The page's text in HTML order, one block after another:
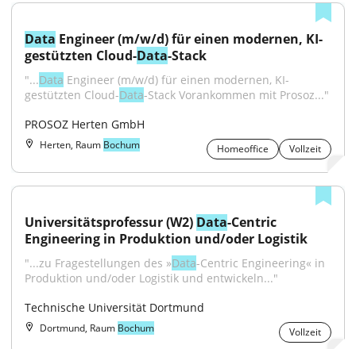
Data Engineer (m/w/d) für einen modernen, KI-
gestützten Cloud-Data-Stack
"...Data Engineer (m/w/d) für einen modernen, KI-
gestützten Cloud-Data-Stack Vorankommen mit Prosoz..."
PROSOZ Herten GmbH
Herten, Raum Bochum Homeoffice Vollzeit
Universitätsprofessur (W2) Data-Centric
Engineering in Produktion und/oder Logistik
"...zu Fragestellungen des »Data-Centric Engineering« in
Produktion und/oder Logistik und entwickeln..."
Technische Universität Dortmund
Dortmund, Raum Bochum Vollzeit